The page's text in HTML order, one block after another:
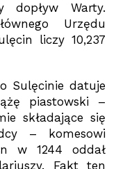
dopływ Warty.
Urzędu
liczy 10,237
Sulęcinie datuje
piastowski –
składające się
– komesowi
w 1244 oddał
Fakt ten